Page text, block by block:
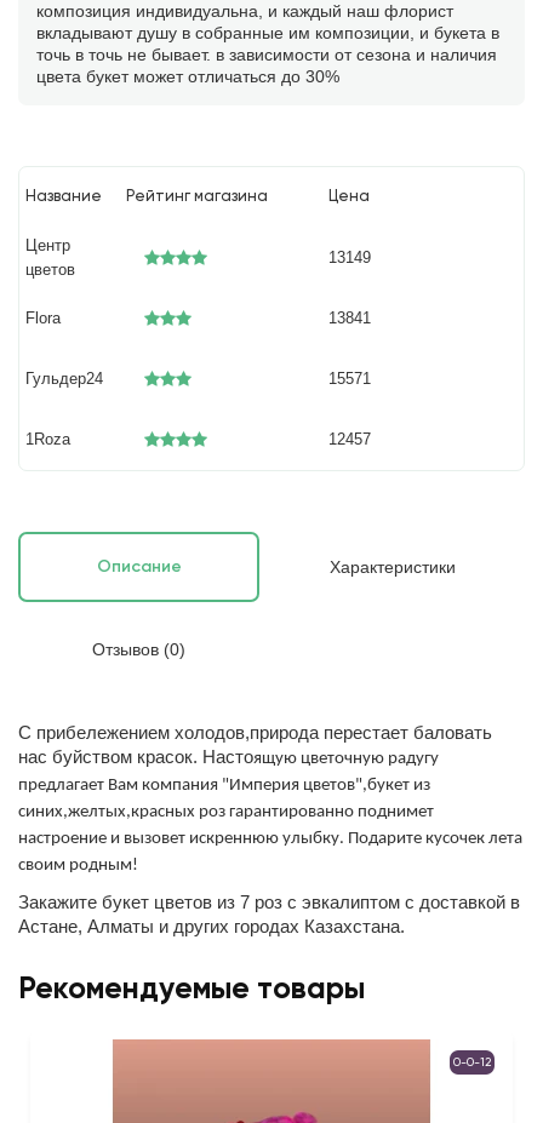
композиция индивидуальна, и каждый наш флорист
вкладывают душу в собранные им композиции, и букета в
точь в точь не бывает. в зависимости от сезона и наличия
цвета букет может отличаться до 30%
Название Рейтинг магазина Цена
Центр
цветов
13149
Flora 13841
Гульдер24 15571
1Roza 12457
Описание Характеристики
Отзывов (0)
С прибележением холодов,природа перестает баловать
нас буйством красок. Настоящую цветочную радугу
предлагает Вам компания "Империя цветов",букет из
синих,желтых,красных роз гарантированно поднимет
настроение и вызовет искреннюю улыбку. Подарите кусочек лета
своим родным!
Закажите букет цветов из 7 роз с эвкалиптом с доставкой в
Астане, Алматы и других городах Казахстана.
Рекомендуемые товары
0-0-12